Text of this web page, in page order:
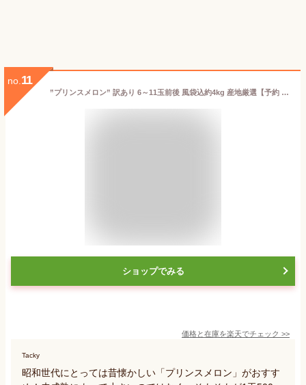
no. 11
”プリンスメロン” 訳あり 6～11玉前後 風袋込約4kg 産地厳選【予約 5月以降】 送料無料
ショップでみる
価格と在庫を楽天でチェック >>
Tacky
昭和世代にとっては昔懐かしい「プリンスメロン」がおすす